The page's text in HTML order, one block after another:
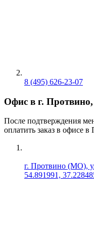
8 (495) 626-23-07
Офис в г.
После подтверждения
оплатить заказ в офисе
г. Протвино (МО),
54.891991,